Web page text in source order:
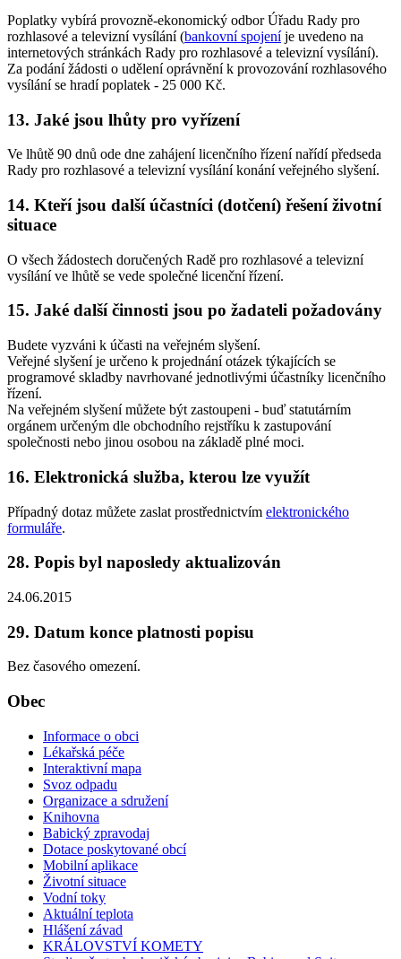
Poplatky vybírá provozně-ekonomický odbor Úřadu Rady pro
rozhlasové a televizní vysílání (bankovní spojeníje uvedeno na
internetových stránkách Rady pro rozhlasové a televizní vysílání).
Za podání žádosti o udělení oprávnění k provozování rozhlasového
vysílání se hradí poplatek - 25 000 Kč.
13. Jaké jsou lhůty pro vyřízení
Ve lhůtě 90 dnů ode dne zahájení licenčního řízení nařídí předseda
Rady pro rozhlasové a televizní vysílání konání veřejného slyšení.
14. Kteří jsou další účastníci (dotčení) řešení životní
situace
O všech žádostech doručených Radě pro rozhlasové a televizní
vysílání ve lhůtě se vede společné licenční řízení.
15. Jaké další činnosti jsou po žadateli požadovány
Budete vyzváni k účasti na veřejném slyšení.
Veřejné slyšení je určeno k projednání otázek týkajících se
programové skladby navrhované jednotlivými účastníky licenčního
řízení.
Na veřejném slyšení můžete být zastoupeni - buď statutárním
orgánem určeným dle obchodního rejstříku k zastupování
společnosti nebo jinou osobou na základě plné moci.
16. Elektronická služba, kterou lze využít
Případný dotaz můžete zaslat prostřednictvím elektronického
formuláře.
28. Popis byl naposledy aktualizován
24.06.2015
29. Datum konce platnosti popisu
Bez časového omezení.
Obec
Informace o obci
Lékařská péče
Interaktivní mapa
Svoz odpadu
Organizace a sdružení
Knihovna
Babický zpravodaj
Dotace poskytované obcí
Mobilní aplikace
Životní situace
Vodní toky
Aktuální teplota
Hlášení závad
KRÁLOVSTVÍ KOMETY